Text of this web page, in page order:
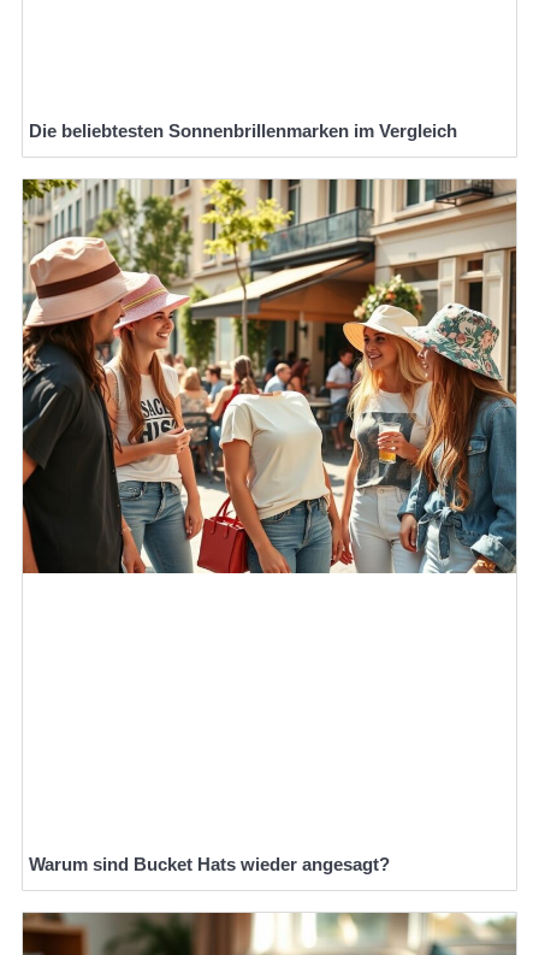
Die beliebtesten Sonnenbrillenmarken im Vergleich
Warum sind Bucket Hats wieder angesagt?